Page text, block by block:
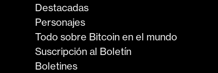
Destacadas
Personajes
Todo sobre Bitcoin en el mundo
Suscripción al Boletín
Boletines